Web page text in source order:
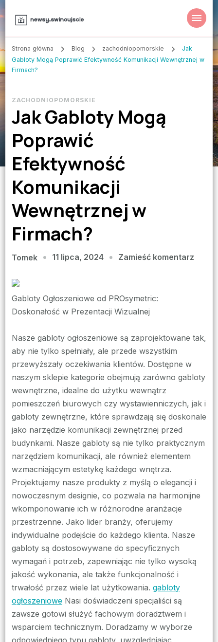
Strona główna Blog zachodniopomorskie
Jak
Gabloty Mogą Poprawić Efektywność Komunikacji Wewnętrznej w
Firmach?
ZACHODNIOPOMORSKIE
Jak Gabloty Mogą
Poprawić
Efektywność
Komunikacji
Wewnętrznej w
Firmach?
Tomek 11 lipca, 2024 Zamieść komentarzwe
w
Gabloty Ogłoszeniowe od PROsymetric:
Doskonałość w Prezentacji Wizualnej
Nasze gabloty ogłoszeniowe są zaprojektowane tak,
aby nie tylko spełniały, ale przede wszystkim
przewyższały oczekiwania klientów. Dostępne w
naszym sklepie kategorie obejmują zarówno gabloty
wewnętrzne, idealne do użytku wewnątrz
pomieszczeń biurowych czy wystawienniczych, jak i
gabloty zewnętrzne, które sprawdzają się doskonale
jako narzędzie komunikacji zewnętrznej przed
budynkami. Nasze gabloty są nie tylko praktycznym
narzędziem komunikacji, ale również elementem
wzmacniającym estetykę każdego wnętrza.
Projektujemy nasze produkty z myślą o elegancji i
nowoczesnym designie, co pozwala na harmonijne
wkomponowanie ich w różnorodne aranżacje
przestrzenne. Jako lider branży, oferujemy
indywidualne podejście do każdego klienta. Nasze
gabloty są dostosowywane do specyficznych
wymagań i potrzeb, zapewniając nie tylko wysoką
jakość wykonania, ale także funkcjonalność i
trwałość przez wiele lat użytkowania. gabloty
ogłoszenioweNasi doświadczeni specjaliści są
zawsze gotowi służyć fachowym doradztwem i
wsparciem technicznym. Doradzamy w wyborze
odpowiedniego typu gabloty, uwzględniając